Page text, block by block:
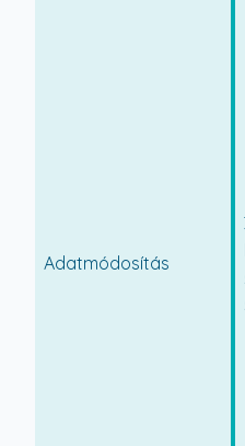
Adatmódosítás